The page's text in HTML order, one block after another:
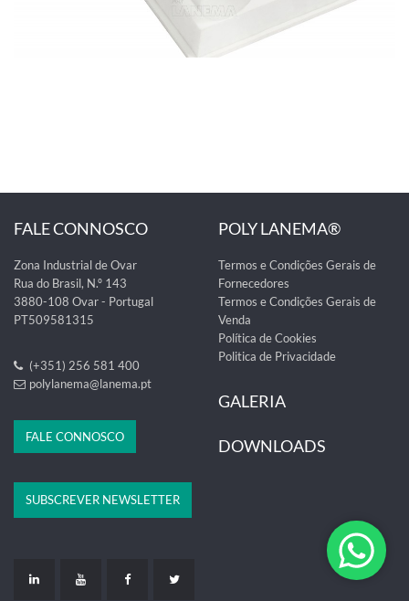
FALE CONNOSCO
Zona Industrial de Ovar
Rua do Brasil, N.º 143
3880-108 Ovar - Portugal
PT509581315
(+351) 256 581 400
polylanema@lanema.pt
FALE CONNOSCO
POLY LANEMA®
Termos e Condições Gerais de
Fornecedores
Termos e Condições Gerais de
Venda
Política de Cookies
Politica de Privacidade
GALERIA
DOWNLOADS
SUBSCREVER NEWSLETTER